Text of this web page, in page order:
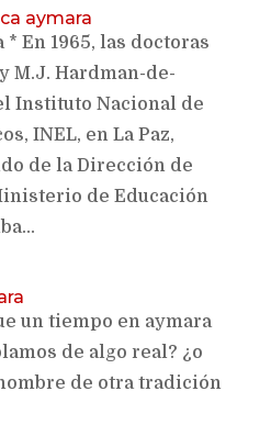
aymara
* En 1965, las doctoras
M.J. Hardman-de-
Instituto Nacional de
INEL, en La Paz,
de la Dirección de
de Educación
un tiempo en aymara
de algo real? ¿o
de otra tradición